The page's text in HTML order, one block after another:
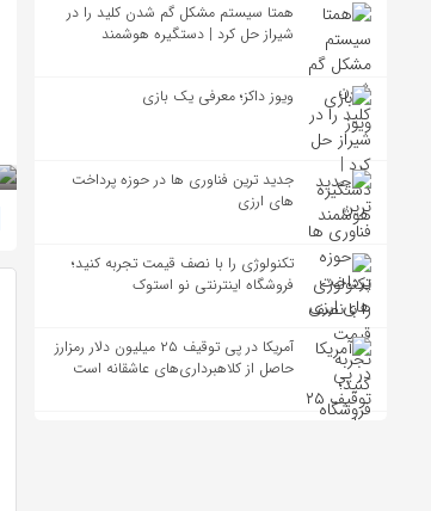
همتا سیستم مشکل گم شدن کلید را در
شیراز حل کرد | دستگیره هوشمند
ویوز داکز؛ معرفی یک بازی
جدید ترین فناوری ها در حوزه پرداخت
های ارزی
تکنولوژی را با نصف قیمت تجربه کنید؛
فروشگاه اینترنتی نو استوک
آمریکا در پی توقیف ۲۵ میلیون دلار رمزارز
حاصل از کلاهبرداری‌های عاشقانه است